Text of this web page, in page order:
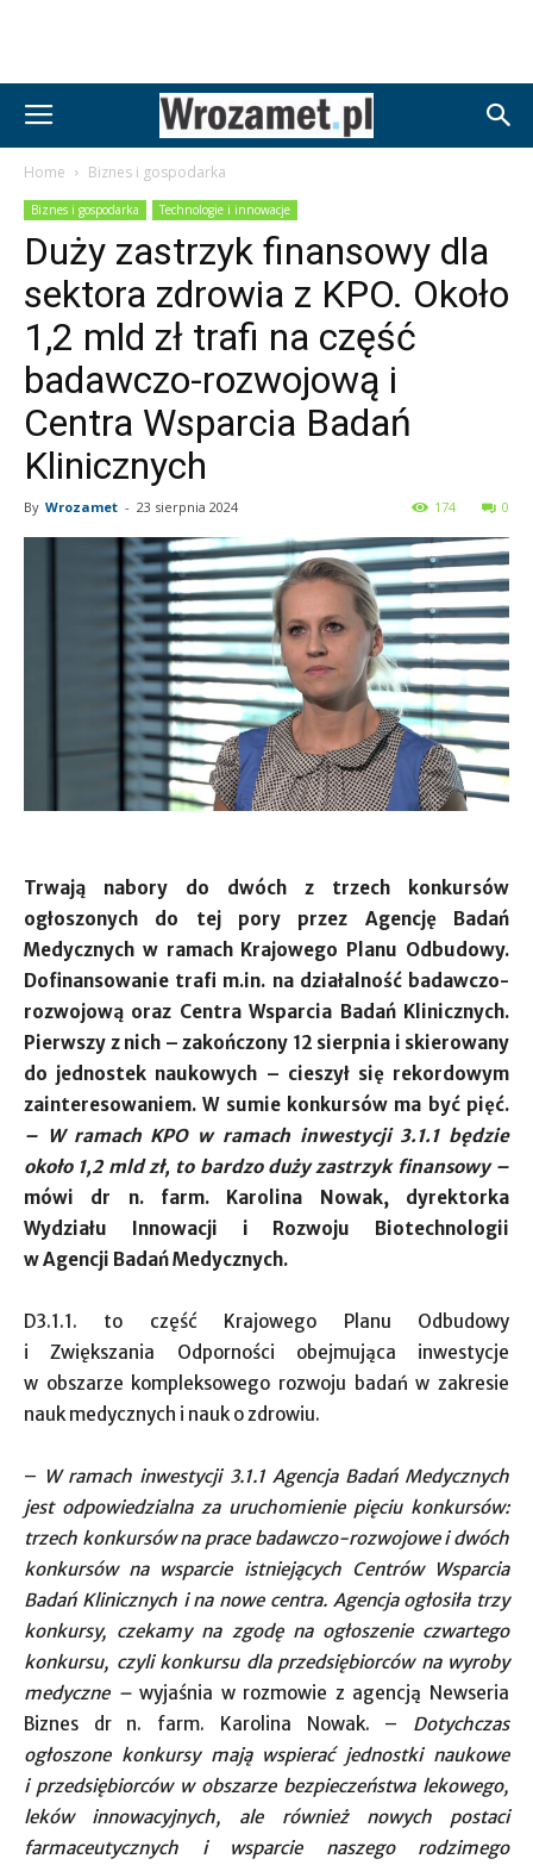
Home Biznes i gospodarka
Biznes i gospodarka Technologie i innowacje
Duży zastrzyk finansowy dla
sektora zdrowia z KPO. Około
1,2 mld zł trafi na część
badawczo-rozwojową i
Centra Wsparcia Badań
Klinicznych
By Wrozamet - 23 sierpnia 2024 0
174
Trwają nabory do dwóch z trzech konkursów
ogłoszonych do tej pory przez Agencję Badań
Medycznych w ramach Krajowego Planu Odbudowy.
Dofinansowanie trafi m.in. na działalność badawczo-
rozwojową oraz Centra Wsparcia Badań Klinicznych.
Pierwszy z nich – zakończony 12 sierpnia i skierowany
do jednostek naukowych – cieszył się rekordowym
zainteresowaniem. W sumie konkursów ma być pięć.
– W ramach KPO w ramach inwestycji 3.1.1 będzie
około 1,2 mld zł, to bardzo duży zastrzyk finansowy –
mówi dr n. farm. Karolina Nowak, dyrektorka
Wydziału Innowacji i Rozwoju Biotechnologii
w Agencji Badań Medycznych.
D3.1.1. to część Krajowego Planu Odbudowy
i Zwiększania Odporności obejmująca inwestycje
w obszarze kompleksowego rozwoju badań w zakresie
nauk medycznych i nauk o zdrowiu.
– W ramach inwestycji 3.1.1 Agencja Badań Medycznych
jest odpowiedzialna za uruchomienie pięciu konkursów:
trzech konkursów na prace badawczo-rozwojowe i dwóch
konkursów na wsparcie istniejących Centrów Wsparcia
Badań Klinicznych i na nowe centra. Agencja ogłosiła trzy
konkursy, czekamy na zgodę na ogłoszenie czwartego
konkursu, czyli konkursu dla przedsiębiorców na wyroby
medyczne –wyjaśnia w rozmowie z agencją Newseria
Biznes dr n. farm. Karolina Nowak. – Dotychczas
ogłoszone konkursy mają wspierać jednostki naukowe
i przedsiębiorców w obszarze bezpieczeństwa lekowego,
leków innowacyjnych, ale również nowych postaci
farmaceutycznych i wsparcie naszego rodzimego